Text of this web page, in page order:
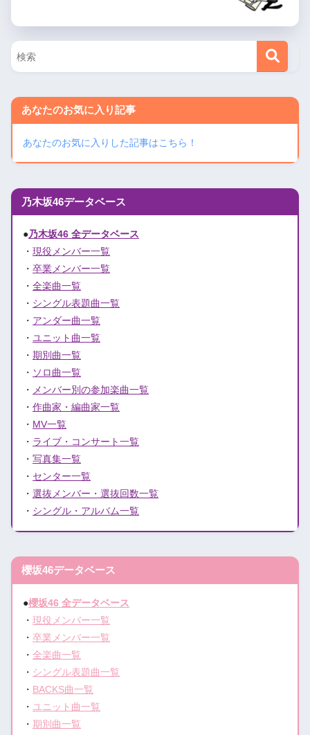
あなたのお気に入り記事
あなたのお気に入りした記事はこちら！
乃木坂46データベース
●乃木坂46 全データベース
・現役メンバー一覧
・卒業メンバー一覧
・全楽曲一覧
・ シングル表題曲一覧
・ アンダー曲一覧
・ユニット曲一覧
・期別曲一覧
・ ソロ曲一覧
・ メンバー別の参加楽曲一覧
・作曲家・編曲家一覧
・ MV一覧
・ ライブ・コンサート一覧
・写真集一覧
・ センター一覧
・選抜メンバー・選抜回数一覧
・ シングル・アルバム一覧
櫻坂46データベース
●櫻坂46 全データベース
・現役メンバー一覧
・卒業メンバー一覧
・全楽曲一覧
・ シングル表題曲一覧
・ BACKS曲一覧
・ ユニット曲一覧
・期別曲一覧